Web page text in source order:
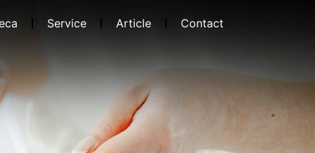
Service Article Contact